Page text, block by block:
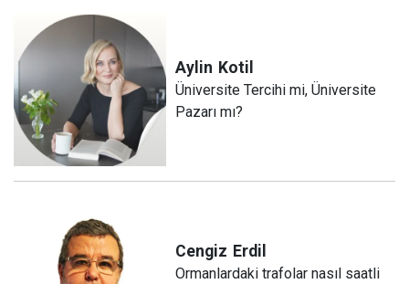
Aylin Kotil
Üniversite Tercihi mi, Üniversite
Pazarı mı?
Cengiz Erdil
Ormanlardaki trafolar nasıl saatli